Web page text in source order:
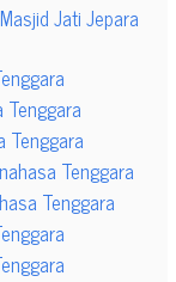
Jati Jepara
Tenggara
Tenggara
Tenggara
Tenggara